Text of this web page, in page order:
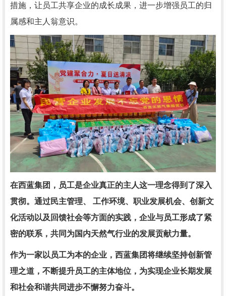
措施，让员工共享企业的成长成果，进一步增强员工的归
属感和主人翁意识。
在西蓝集团，员工是企业真正的主人这一理念得到了深入
贯彻。通过民主管理、 工作环境、职业发展机会、创新文
化活动以及回馈社会等方面的实践，企业与员工形成了紧
密的联系，共同为国内天然气行业的发展贡献力量。
作为一家以员工为本的企业，西蓝集团将继续坚持创新管
理之道，不断提升员工的主体地位，为实现企业长期发展
和社会和谐共同进步不懈努力奋斗。